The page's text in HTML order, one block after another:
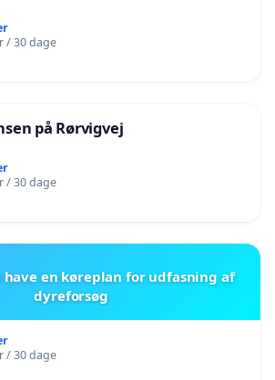
/ 30 dage
på Rørvigvej
/ 30 dage
have en køreplan for udfasning af
dyreforsøg
/ 30 dage